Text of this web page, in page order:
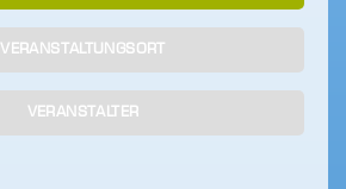
VERANSTALTUNGSORT
VERANSTALTER